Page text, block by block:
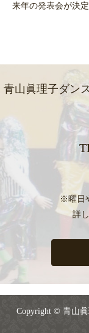
来年の発表会が決定
青山眞理子ダン
※曜日
詳
Copyright © 青山